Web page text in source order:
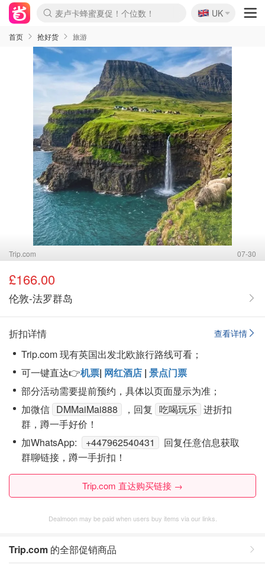
麦卢卡蜂蜜夏促！个位数！
Prada/Miu 4.8折！
啥？必胜客披萨5折！
🇬🇧
UK
首页 抢好货 旅游
Trip.com 07-30
£166.00
伦敦-法罗群岛
查看详情
折扣详情
Trip.com 现有英国出发北欧旅行路线可看；
可一键直达👉机票| 网红酒店 | 景点门票
部分活动需要提前预约，具体以页面显示为准；
加微信 DMMaiMai888 ，回复 吃喝玩乐 进折扣
群，蹲一手好价！
加WhatsApp:
+447962540431
回复任意信息获取
群聊链接，蹲一手折扣！
Trip.com 直达购买链接 →
Dealmoon may be paid when users buy items via our links.
Trip.com 的全部促销商品